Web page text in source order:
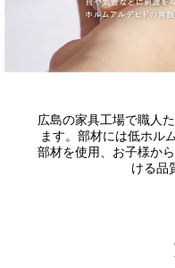
広島の家具工場で職人
ます。部材には低ホ
部材を使用、お子様か
ける品